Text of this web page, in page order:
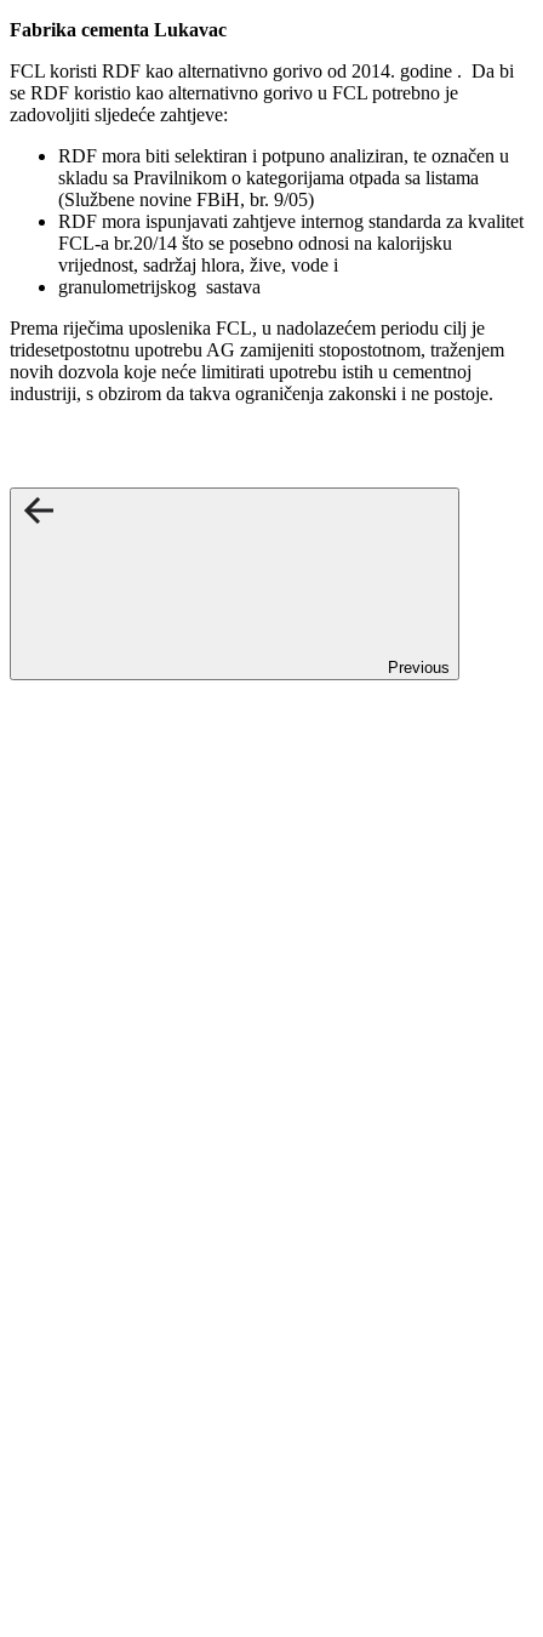
Fabrika cementa Lukavac
FCL koristi RDF kao alternativno gorivo od 2014. godine . Da bi
se RDF koristio kao alternativno gorivo u FCL potrebno je
zadovoljiti sljedeće zahtjeve:
RDF mora biti selektiran i potpuno analiziran, te označen u
skladu sa Pravilnikom o kategorijama otpada sa listama
(Službene novine FBiH, br. 9/05)
RDF mora ispunjavati zahtjeve internog standarda za kvalitet
FCL‐a br.20/14 što se posebno odnosi na kalorijsku
vrijednost, sadržaj hlora, žive, vode i
granulometrijskog sastava
Prema riječima uposlenika FCL, u nadolazećem periodu cilj je
tridesetpostotnu upotrebu AG zamijeniti stopostotnom, traženjem
novih dozvola koje neće limitirati upotrebu istih u cementnoj
industriji, s obzirom da takva ograničenja zakonski i ne postoje.
Previous